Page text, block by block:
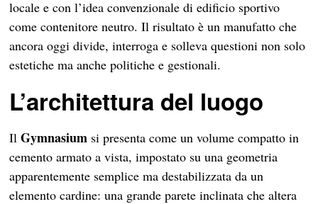
locale e con l’idea convenzionale di edificio sportivo
come contenitore neutro. Il risultato è un manufatto che
ancora oggi divide, interroga e solleva questioni non solo
estetiche ma anche politiche e gestionali.
L’architettura del luogo
IlGymnasium si presenta come un volume compatto in
cemento armato a vista, impostato su una geometria
apparentemente semplice ma destabilizzata da un
elemento cardine: una grande parete inclinata che altera